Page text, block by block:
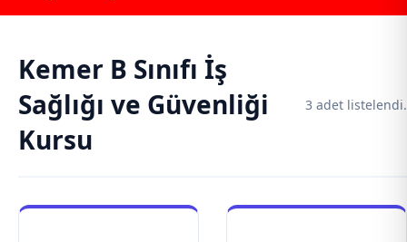
Kemer B Sınıfı İş
Sağlığı ve Güvenliği
Kursu
3 adet listelendi.